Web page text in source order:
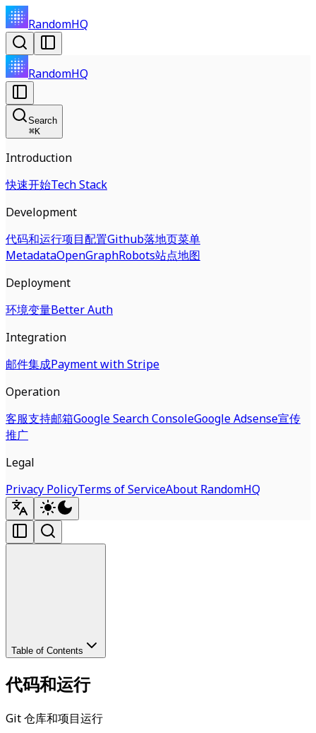
RandomHQ
RandomHQ
Search
⌘K
Introduction
快速开始Tech Stack
Development
代码和运行项目配置Github落地页菜单
MetadataOpenGraphRobots站点地图
Deployment
环境变量Better Auth
Integration
邮件集成Payment with Stripe
Operation
客服支持邮箱Google Search ConsoleGoogle Adsense宣传
推广
Legal
Privacy PolicyTerms of ServiceAbout RandomHQ
Table of Contents
代码和运行
Git 仓库和项目运行